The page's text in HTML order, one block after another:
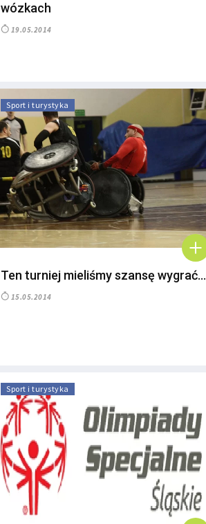
wózkach
19.05.2014
Sport i turystyka
Ten turniej mieliśmy szansę wygrać…
15.05.2014
Sport i turystyka